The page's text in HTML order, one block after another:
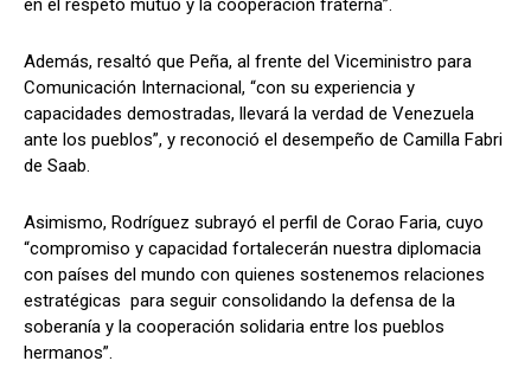
en el respeto mutuo y la cooperación fraterna”.
Además, resaltó que Peña, al frente del Viceministro para
Comunicación Internacional, “con su experiencia y
capacidades demostradas, llevará la verdad de Venezuela
ante los pueblos”, y reconoció el desempeño de Camilla Fabri
de Saab.
Asimismo, Rodríguez subrayó el perfil de Corao Faria, cuyo
“compromiso y capacidad fortalecerán nuestra diplomacia
con países del mundo con quienes sostenemos relaciones
estratégicas para seguir consolidando la defensa de la
soberanía y la cooperación solidaria entre los pueblos
hermanos”.